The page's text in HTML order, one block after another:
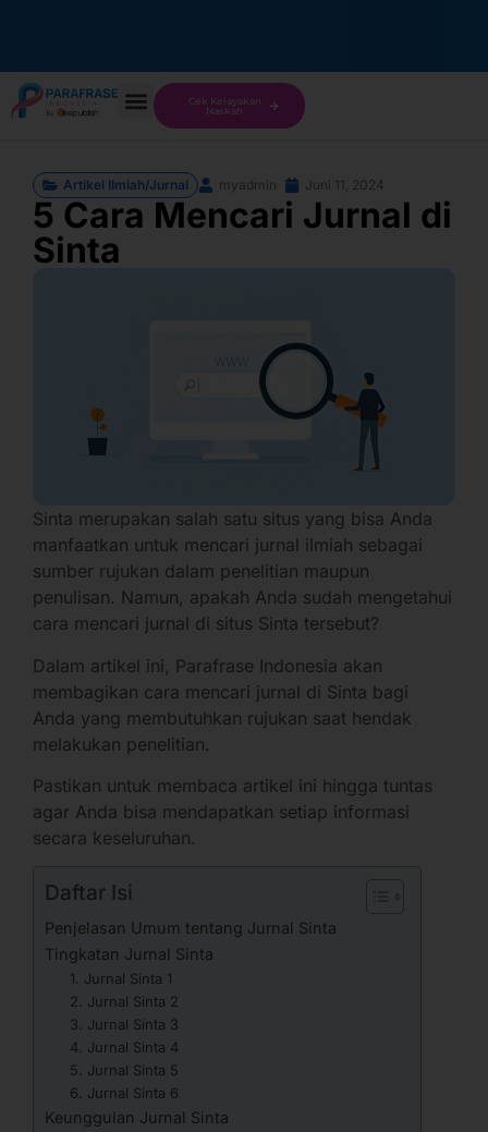
Cek Kelayakan
Naskah
Artikel Ilmiah/Jurnal myadmin Juni 11, 2024
5 Cara Mencari Jurnal di
Sinta
Sinta merupakan salah satu situs yang bisa Anda
manfaatkan untuk mencari jurnal ilmiah sebagai
sumber rujukan dalam penelitian maupun
penulisan. Namun, apakah Anda sudah mengetahui
cara mencari jurnal di situs Sinta tersebut?
Dalam artikel ini, Parafrase Indonesia akan
membagikan cara mencari jurnal di Sinta bagi
Anda yang membutuhkan rujukan saat hendak
melakukan penelitian.
Pastikan untuk membaca artikel ini hingga tuntas
agar Anda bisa mendapatkan setiap informasi
secara keseluruhan.
Daftar Isi
Penjelasan Umum tentang Jurnal Sinta
Tingkatan Jurnal Sinta
1. Jurnal Sinta 1
2. Jurnal Sinta 2
3. Jurnal Sinta 3
4. Jurnal Sinta 4
5. Jurnal Sinta 5
6. Jurnal Sinta 6
Keunggulan Jurnal Sinta